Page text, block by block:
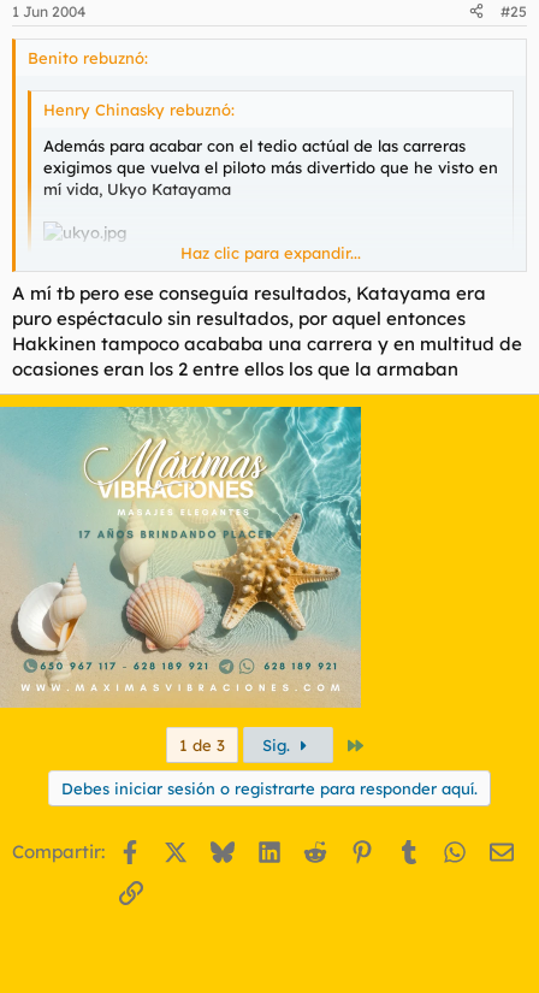
1 Jun 2004 #25
Benito rebuznó:
Henry Chinasky rebuznó:
Además para acabar con el tedio actúal de las carreras
exigimos que vuelva el piloto más divertido que he visto en
mí vida, Ukyo Katayama
la de hostias que se pegaba.... el porcentaje de carreras
acabadas era un cachondeo :P
Haz clic para expandir...
A mi en las motos me molaba mazo como pilotaba Gary
McCoy, haciendo aquellos derrapajes de la ostia.
Haz clic para expandir...
A mí tb pero ese conseguía resultados, Katayama era
puro espéctaculo sin resultados, por aquel entonces
Hakkinen tampoco acababa una carrera y en multitud de
ocasiones eran los 2 entre ellos los que la armaban
1 de 3 Sig.
Debes iniciar sesión o registrarte para responder aquí.
Compartir: Facebook BlueskyLinkedIn
Reddit Pinterest
Tumblr
Enlace